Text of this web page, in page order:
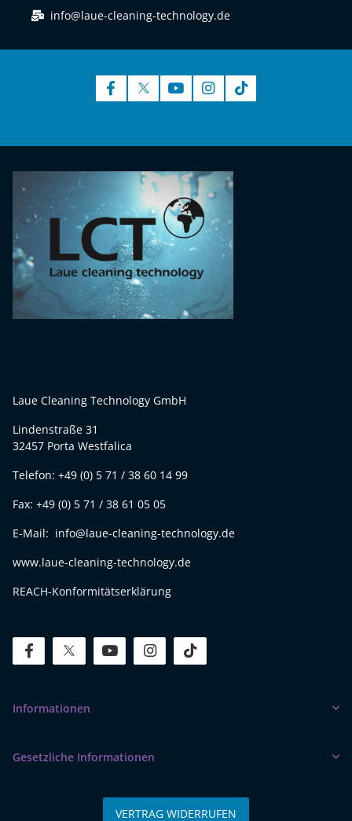
info@laue-cleaning-technology.de
Laue Cleaning Technology GmbH
Lindenstraße 31
32457 Porta Westfalica
Telefon: +49 (0) 5 71 / 38 60 14 99
Fax: +49 (0) 5 71 / 38 61 05 05
E-Mail: info@laue-cleaning-technology.de
www.laue-cleaning-technology.de
REACH-Konformitätserklärung
facebooktwitteryoutube instagram
Informationen
Gesetzliche Informationen
VERTRAG WIDERRUFEN